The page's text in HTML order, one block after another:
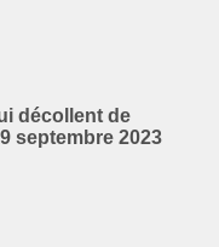
décollent de
septembre 2023